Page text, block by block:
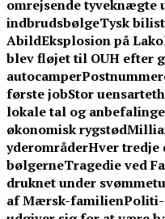
omrejsende tyveknægte
indbrudsbølgeTysk
AbildEksplosion på
blev fløjet til OUH efter
autocamper
første jobStor
lokale tal og
økonomisk rygstød
yderområderHver tredje
bølgerneTragedie ved
druknet under
af Mærsk-familienPoliti-